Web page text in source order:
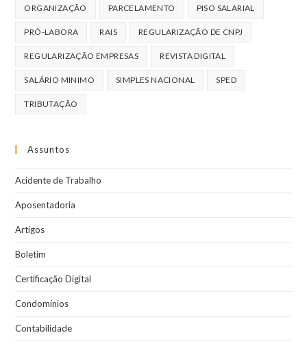
ORGANIZAÇÃO PARCELAMENTO PISO SALARIAL
PRÓ-LABORA RAIS REGULARIZAÇÃO DE CNPJ
REGULARIZAÇÃO EMPRESAS REVISTA DIGITAL
SALÁRIO MINIMO SIMPLES NACIONAL SPED
TRIBUTAÇÃO
Assuntos
Acidente de Trabalho
Aposentadoria
Artigos
Boletim
Certificação Digital
Condomínios
Contabilidade